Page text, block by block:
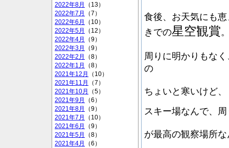
2022年8月
（13）
2022年7月
（7）
2022年6月
（10）
2022年5月
（12）
2022年4月
（9）
2022年3月
（9）
2022年2月
（8）
2022年1月
（8）
2021年12月
（10）
2021年11月
（7）
2021年10月
（5）
2021年9月
（6）
2021年8月
（9）
2021年7月
（10）
2021年6月
（9）
2021年5月
（8）
2021年4月
（6）
食後、お天気にも
きでの星空観賞
周りに明かりもな
の
ちょいと寒いけど
スキー場なんで、
が最高の観察場所